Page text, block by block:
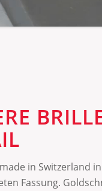
in Switzerland
Fassung.